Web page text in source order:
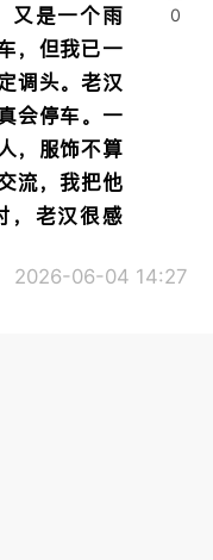
又是一个雨
，但我已一
调头。老汉
会停车。一
，服饰不算
流，我把他
，老汉很感
2026-06-04 14:27
0